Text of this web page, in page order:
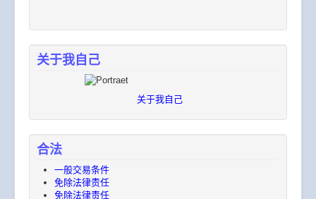
关于我自己
关于我自己
合法
一般​交易​条件
免除​法律​责任
免除​法律​责任